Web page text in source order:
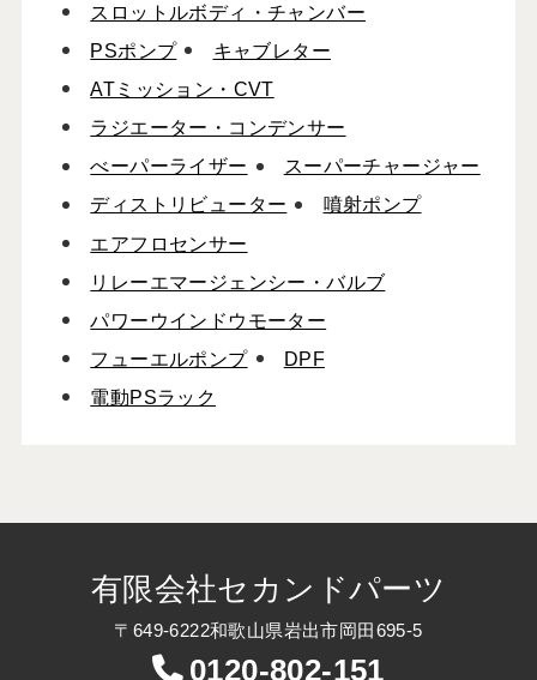
スロットルボディ・チャンバー
PSポンプ
キャブレター
ATミッション・CVT
ラジエーター・コンデンサー
べーパーライザー
スーパーチャージャー
ディストリビューター
噴射ポンプ
エアフロセンサー
リレーエマージェンシー・バルブ
パワーウインドウモーター
フューエルポンプ
DPF
電動PSラック
有限会社セカンドパーツ
〒649-6222和歌山県岩出市岡田695-5
0120-802-151